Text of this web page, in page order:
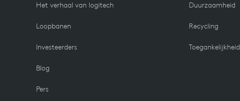
Het verhaal van logitech
Loopbanen
Investeerders
Blog
Pers
Duurzaamheid
Recycling
Toegankelijkheid